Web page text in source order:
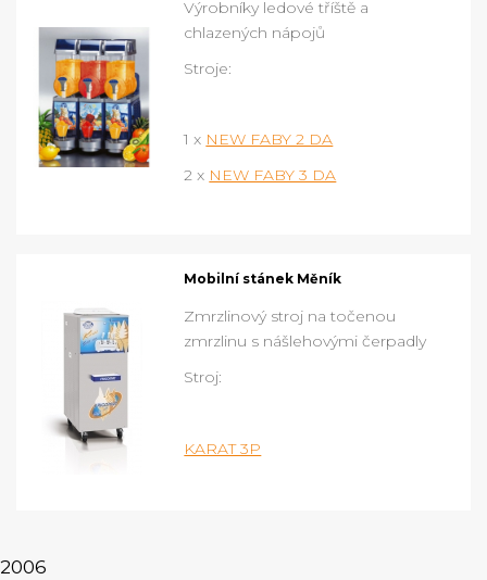
Výrobníky ledové tříště a
chlazených nápojů
Stroje:
1 x NEW FABY 2 DA
2 x NEW FABY 3 DA
Mobilní stánek Měník
Zmrzlinový stroj na točenou
zmrzlinu s nášlehovými čerpadly
Stroj:
KARAT 3P
2006